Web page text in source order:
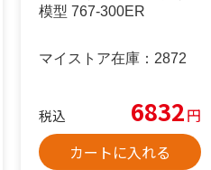
模型 767-300ER
マイストア在庫： 2872
税込 6832円
カートに入れる